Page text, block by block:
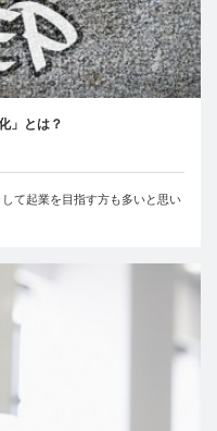
」とは？
て起業を目指す方も多いと思い